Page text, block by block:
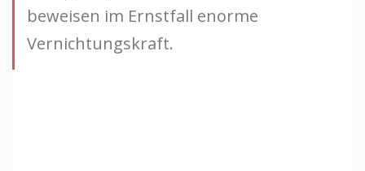
beweisen im Ernstfall enorme
Vernichtungskraft.